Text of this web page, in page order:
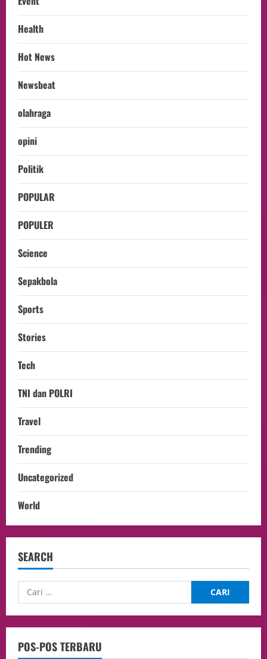
Health
Hot News
Newsbeat
olahraga
opini
Politik
POPULAR
POPULER
Science
Sepakbola
Sports
Stories
Tech
TNI dan POLRI
Travel
Trending
Uncategorized
World
SEARCH
POS-POS TERBARU